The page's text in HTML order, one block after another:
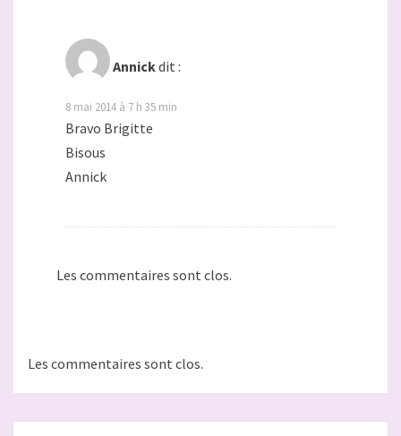
Annickdit :
8 mai 2014 à 7 h 35 min
Bravo Brigitte
Bisous
Annick
Les commentaires sont clos.
Les commentaires sont clos.